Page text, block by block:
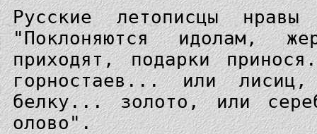
Русские летописцы
"Поклоняются идолам,
приходят, подарки
горностаев... или
белку... золото, или
олово".